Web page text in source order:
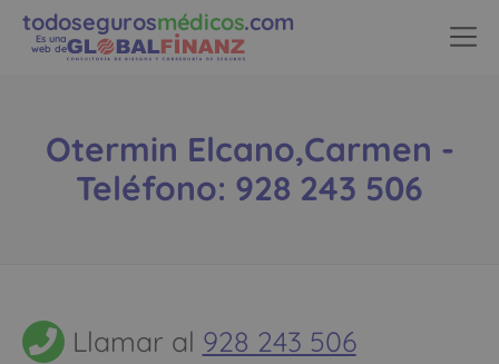
todosegurosmédicos.com
Es una
web de
Otermin Elcano,Carmen -
Teléfono: 928 243 506
Llamar al 928 243 506